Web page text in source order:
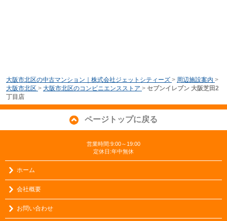
大阪市北区の中古マンション｜株式会社ジェットシティーズ > 周辺施設案内 >
大阪市北区 > 大阪市北区のコンビニエンスストア > セブンイレブン 大阪芝田2
丁目店
ページトップに戻る
営業時間:9:00～19:00
定休日:年中無休
ホーム
会社概要
お問い合わせ